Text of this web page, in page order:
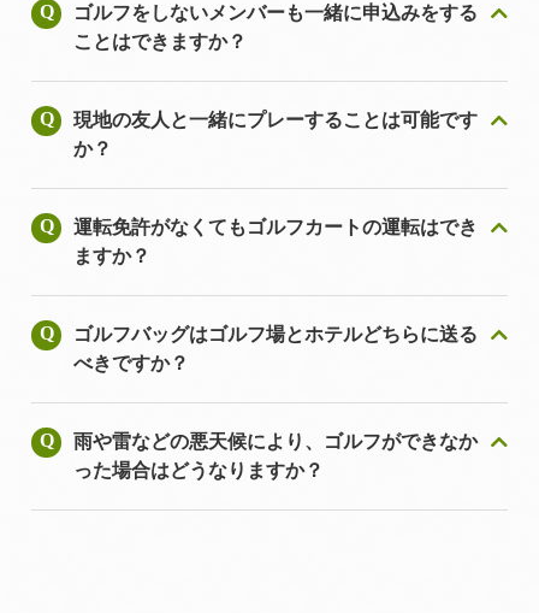
ゴルフをしないメンバーも一緒に申込みをする
ことはできますか？
現地の友人と一緒にプレーすることは可能です
か？
運転免許がなくてもゴルフカートの運転はでき
ますか？
ゴルフバッグはゴルフ場とホテルどちらに送る
べきですか？
雨や雷などの悪天候により、ゴルフができなか
った場合はどうなりますか？